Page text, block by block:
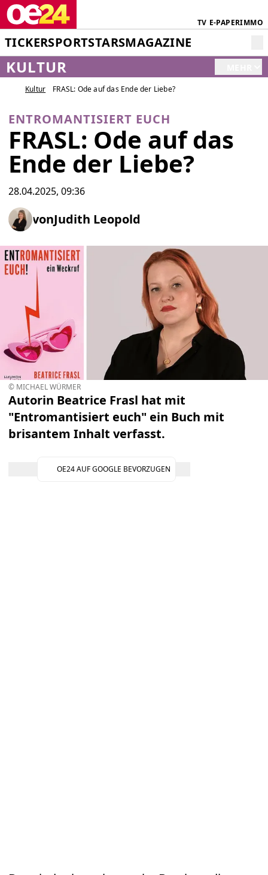
TV E-PAPERIMMO
TICKERSPORTSTARSMAGAZINE
KULTUR
Kultur FRASL: Ode auf das Ende der Liebe?
ENTROMANTISIERT EUCH
FRASL: Ode auf das
Ende der Liebe?
28.04.2025, 09:36
vonJudith Leopold
© MICHAEL WÜRMER
Autorin Beatrice Frasl hat mit
"Entromantisiert euch" ein Buch mit
brisantem Inhalt verfasst.
OE24 AUF GOOGLE BEVORZUGEN